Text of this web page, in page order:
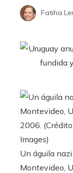
Fatiha
Un águila
Montevideo,